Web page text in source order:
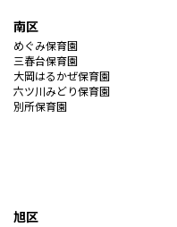
南区
めぐみ保育園
三春台保育園
大岡はるかぜ保育園
六ツ川みどり保育園
別所保育園
旭区